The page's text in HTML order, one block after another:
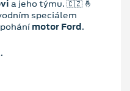
a jeho týmu. 🇨🇿 🤞
speciálem
motor Ford.